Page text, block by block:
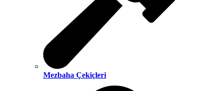
Mezbaha Çekiçleri